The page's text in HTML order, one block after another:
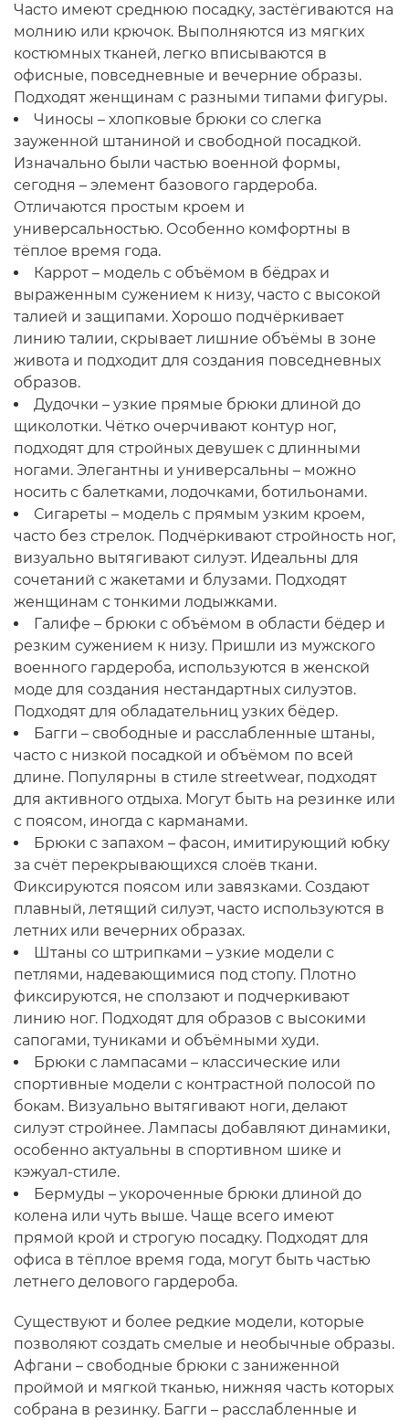
Часто имеют среднюю посадку, застёгиваются на
молнию или крючок. Выполняются из мягких
костюмных тканей, легко вписываются в
офисные, повседневные и вечерние образы.
Подходят женщинам с разными типами фигуры.
Чиносы – хлопковые брюки со слегка
зауженной штаниной и свободной посадкой.
Изначально были частью военной формы,
сегодня – элемент базового гардероба.
Отличаются простым кроем и
универсальностью. Особенно комфортны в
тёплое время года.
Каррот – модель с объёмом в бёдрах и
выраженным сужением к низу, часто с высокой
талией и защипами. Хорошо подчёркивает
линию талии, скрывает лишние объёмы в зоне
живота и подходит для создания повседневных
образов.
Дудочки – узкие прямые брюки длиной до
щиколотки. Чётко очерчивают контур ног,
подходят для стройных девушек с длинными
ногами. Элегантны и универсальны – можно
носить с балетками, лодочками, ботильонами.
Сигареты – модель с прямым узким кроем,
часто без стрелок. Подчёркивают стройность ног,
визуально вытягивают силуэт. Идеальны для
сочетаний с жакетами и блузами. Подходят
женщинам с тонкими лодыжками.
Галифе – брюки с объёмом в области бёдер и
резким сужением к низу. Пришли из мужского
военного гардероба, используются в женской
моде для создания нестандартных силуэтов.
Подходят для обладательниц узких бёдер.
Багги – свободные и расслабленные штаны,
часто с низкой посадкой и объёмом по всей
длине. Популярны в стиле streetwear, подходят
для активного отдыха. Могут быть на резинке или
с поясом, иногда с карманами.
Брюки с запахом – фасон, имитирующий юбку
за счёт перекрывающихся слоёв ткани.
Фиксируются поясом или завязками. Создают
плавный, летящий силуэт, часто используются в
летних или вечерних образах.
Штаны со штрипками – узкие модели с
петлями, надевающимися под стопу. Плотно
фиксируются, не сползают и подчеркивают
линию ног. Подходят для образов с высокими
сапогами, туниками и объёмными худи.
Брюки с лампасами – классические или
спортивные модели с контрастной полосой по
бокам. Визуально вытягивают ноги, делают
силуэт стройнее. Лампасы добавляют динамики,
особенно актуальны в спортивном шике и
кэжуал-стиле.
Бермуды – укороченные брюки длиной до
колена или чуть выше. Чаще всего имеют
прямой крой и строгую посадку. Подходят для
офиса в тёплое время года, могут быть частью
летнего делового гардероба.
Существуют и более редкие модели, которые
позволяют создать смелые и необычные образы.
Афгани – свободные брюки с заниженной
проймой и мягкой тканью, нижняя часть которых
собрана в резинку. Багги – расслабленные и